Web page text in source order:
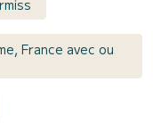
France avec ou